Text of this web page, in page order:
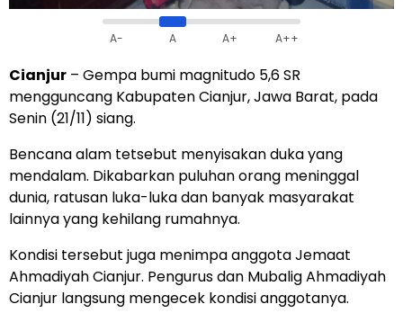
A- A A+ A++
Cianjur – Gempa bumi magnitudo 5,6 SR
mengguncang Kabupaten Cianjur, Jawa Barat, pada
Senin (21/11) siang.
Bencana alam tetsebut menyisakan duka yang
mendalam. Dikabarkan puluhan orang meninggal
dunia, ratusan luka-luka dan banyak masyarakat
lainnya yang kehilang rumahnya.
Kondisi tersebut juga menimpa anggota Jemaat
Ahmadiyah Cianjur. Pengurus dan Mubalig Ahmadiyah
Cianjur langsung mengecek kondisi anggotanya.